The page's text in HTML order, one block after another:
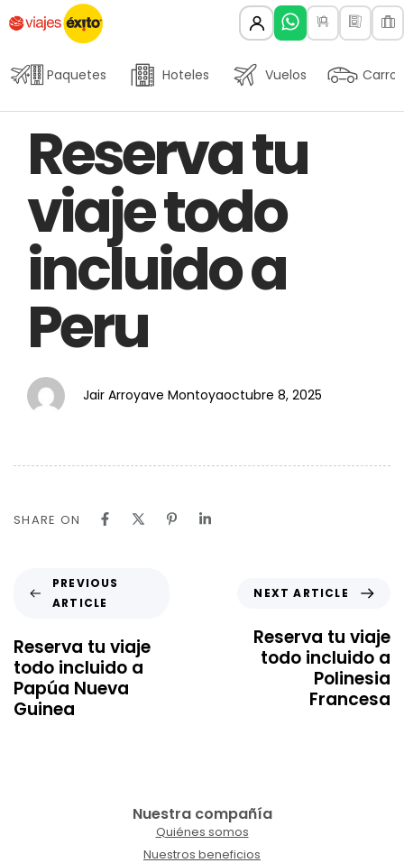
Paquetes Hoteles Vuelos Carros
IN:
Reserva tu
viaje todo
incluido a
Peru
Jair Arroyave Montoya
on:
octubre 8, 2025
SHARE ON
PREVIOUS
ARTICLE
Reserva tu viaje
todo incluido a
Papúa Nueva
Guinea
NEXT ARTICLE
Reserva tu viaje
todo incluido a
Polinesia
Francesa
Nuestra compañía
Quiénes somos
Nuestros beneficios